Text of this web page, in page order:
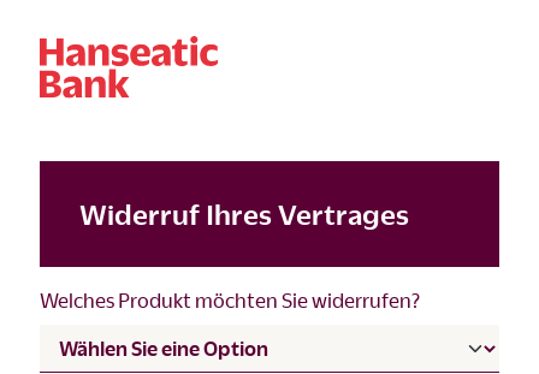
Widerruf Ihres Vertrages
Welches Produkt möchten Sie widerrufen?